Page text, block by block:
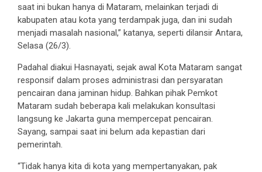
saat ini bukan hanya di Mataram, melainkan terjadi di
kabupaten atau kota yang terdampak juga, dan ini sudah
menjadi masalah nasional,” katanya, seperti dilansir Antara,
Selasa (26/3).
Padahal diakui Hasnayati, sejak awal Kota Mataram sangat
responsif dalam proses administrasi dan persyaratan
pencairan dana jaminan hidup. Bahkan pihak Pemkot
Mataram sudah beberapa kali melakukan konsultasi
langsung ke Jakarta guna mempercepat pencairan.
Sayang, sampai saat ini belum ada kepastian dari
pemerintah.
“Tidak hanya kita di kota yang mempertanyakan, pak